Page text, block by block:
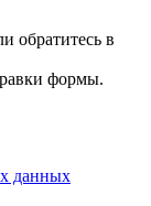
обратитесь в
формы.
данных